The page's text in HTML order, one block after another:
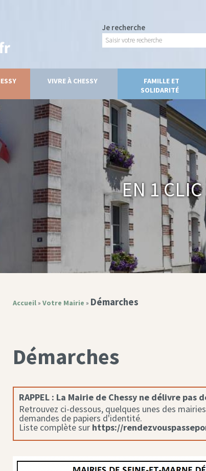
Je recherche
VIVRE À CHESSY
FAMILLE ET
SOLIDARITÉ
En 1 clic
Accueil» Votre Mairie » Démarches
Démarches
RAPPEL : La Mairie de Chessy ne délivre
Retrouvez ci-dessous, quelques unes des
demandes de papiers d'identité.
Liste complète sur https://